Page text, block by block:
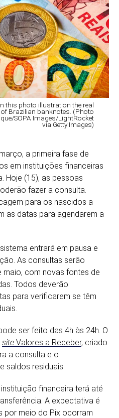
this photo illustration the real
Brazilian banknotes. (Photo
SOPA Images/LightRocket
via Getty Images)
a primeira fase de
em instituições financeiras
Hoje (15), as pessoas
fazer a consulta.
para os nascidos a
as datas para agendarem a
entrará em pausa e
As consultas serão
maio, com novas fontes de
Todos deverão
para verificarem se têm
ser feito das 4h às 24h. O
site Valores a Receber, criado
a consulta e o
saldos residuais.
financeira terá até
A expectativa é
por meio do Pix ocorram